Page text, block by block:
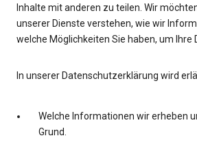
Inhalte mit anderen zu teilen. Wir
unserer Dienste verstehen, wie wir
welche Möglichkeiten Sie haben, um Ihre
In unserer Datenschutzerklärung wird
Welche Informationen wir erheben
Grund.